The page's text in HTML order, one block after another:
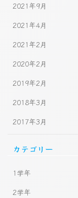
2021年9月
2021年4月
2021年2月
2020年2月
2019年2月
2018年3月
2017年3月
カテゴリー
1学年
2学年